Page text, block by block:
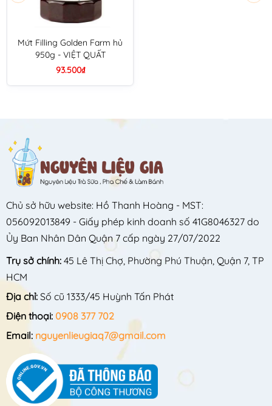
Mứt Filling Golden Farm hủ
950g - VIỆT QUẤT
93.500₫
Chủ sở hữu website: Hồ Thanh Hoàng - MST:
056092013849 - Giấy phép kinh doanh số 41G8046327 do
Ủy Ban Nhân Dân Quận 7 cấp ngày 27/07/2022
Trụ sở chính: 45 Lê Thị Chợ, Phường Phú Thuận, Quận 7, TP
HCM
Địa chỉ: Số cũ 1333/45 Huỳnh Tấn Phát
Điện thoại: 0908 377 702
Email: nguyenlieugiaq7@gmail.com